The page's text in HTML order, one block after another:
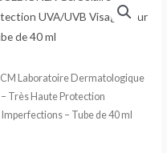
Laboratoire Dermatologique
Très Haute Protection
– Tube de 40 ml